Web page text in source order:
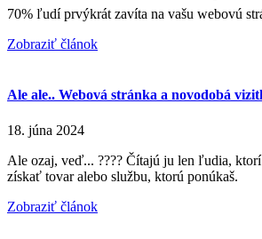
70% ľudí prvýkrát zavíta na vašu webovú
Zobraziť článok
Ale ale.. Webová stránka a novodobá
18. júna 2024
Ale ozaj, veď... ???? Čítajú ju len ľudia,
získať tovar alebo službu, ktorú ponúkaš.
Zobraziť článok